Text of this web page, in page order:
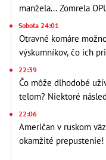
manžela... Zomrela
Sobota 24:01
Otravné komáre
výskumníkov, čo ich
22:39
Čo môže dlhodobé
telom? Niektoré
22:06
Američan v ruskom
okamžité prepustenie!